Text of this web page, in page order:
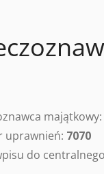
majątkowy:
uprawnień: 7070
do